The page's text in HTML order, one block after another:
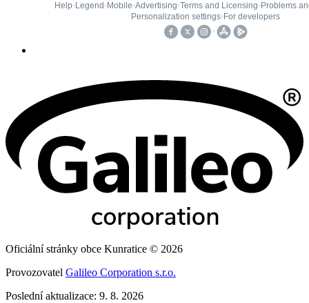
Oficiální stránky obce Kunratice © 2026
Provozovatel Galileo Corporation s.r.o.
Poslední aktualizace: 9. 8. 2026